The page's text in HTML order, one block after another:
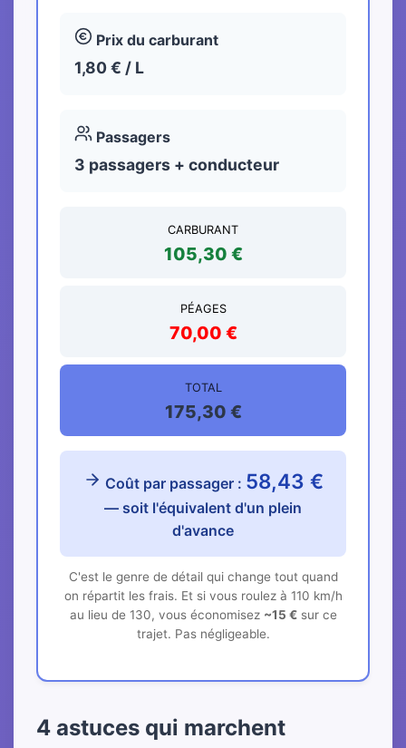
Prix du carburant
1,80 € / L
Passagers
3 passagers + conducteur
CARBURANT
105,30 €
PÉAGES
70,00 €
TOTAL
175,30 €
Coût par passager : 58,43 €
— soit l'équivalent d'un plein
d'avance
C'est le genre de détail qui change tout quand
on répartit les frais. Et si vous roulez à 110 km/h
au lieu de 130, vous économisez ~15 €sur ce
trajet. Pas négligeable.
4 astuces qui marchent